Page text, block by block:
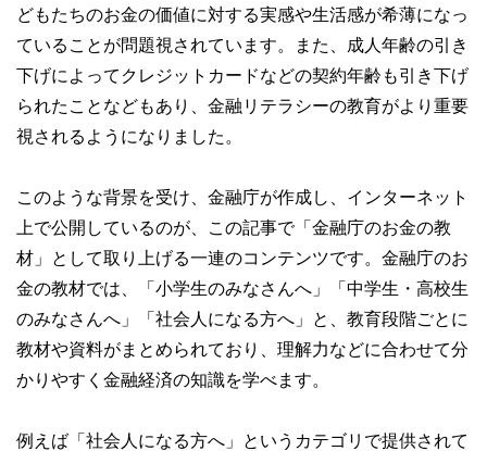
どもたちのお金の価値に対する実感や生活感が希薄になっ
ていることが問題視されています。また、成人年齢の引き
下げによってクレジットカードなどの契約年齢も引き下げ
られたことなどもあり、金融リテラシーの教育がより重要
視されるようになりました。
このような背景を受け、金融庁が作成し、インターネット
上で公開しているのが、この記事で「金融庁のお金の教
材」として取り上げる一連のコンテンツです。金融庁のお
金の教材では、「小学生のみなさんへ」「中学生・高校生
のみなさんへ」「社会人になる方へ」と、教育段階ごとに
教材や資料がまとめられており、理解力などに合わせて分
かりやすく金融経済の知識を学べます。
例えば「社会人になる方へ」というカテゴリで提供されて